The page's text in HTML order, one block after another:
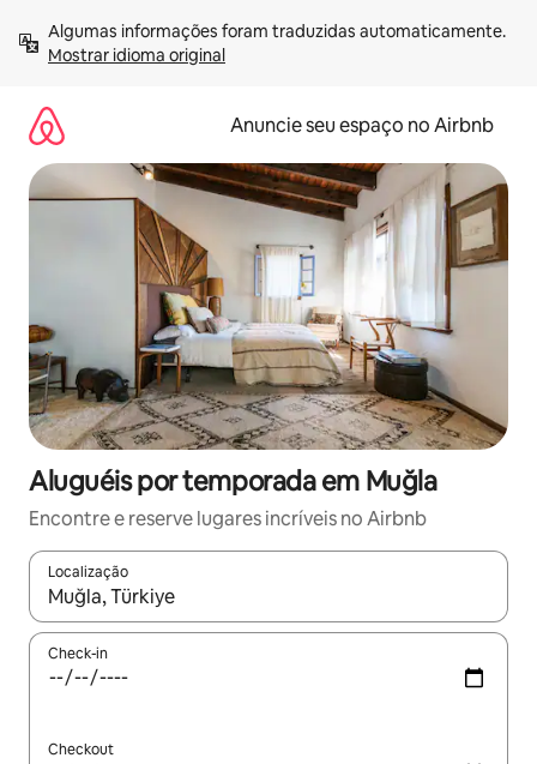
para
Mostrar idioma original
Anuncie seu espaço no Airbnb
Aluguéis por temporada em Muğla
Encontre e reserve lugares incríveis no Airbnb
Localização
Quando os resultados estiverem disponíveis, explore-os
Check-in
Checkout